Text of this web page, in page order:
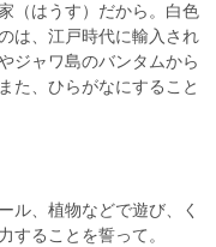
（はうす）だから。白色
は、江戸時代に輸入され
ジャワ島のバンタムから
た、ひらがなにすること
ル、植物などで遊び、く
することを誓って。